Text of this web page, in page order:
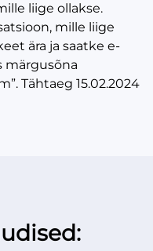
liige ollakse.
mille liige
ära ja saatke e-
märgusõna
Tähtaeg 15.02.2024